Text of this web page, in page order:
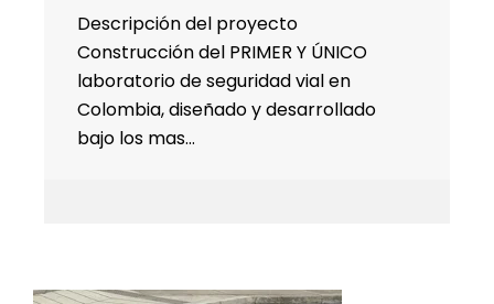
Descripción del proyecto
Construcción del PRIMER Y ÚNICO
laboratorio de seguridad vial en
Colombia, diseñado y desarrollado
bajo los mas…